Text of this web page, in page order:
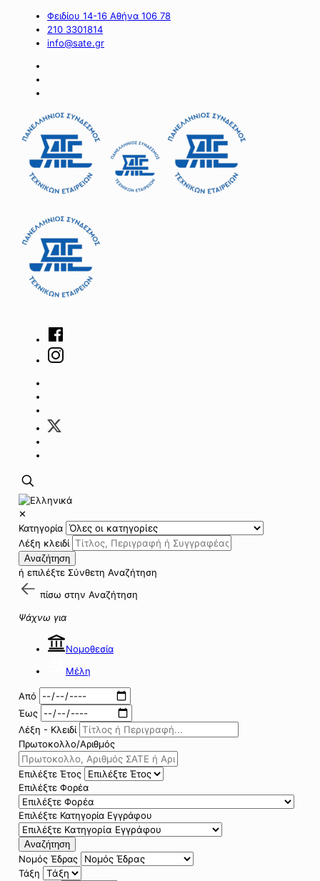
Φειδίου 14-16 Αθήνα 106 78
210 3301814
info@sate.gr
✕
Κατηγορία
Λέξη κλειδί
Αναζήτηση
ή επιλέξτε Σύνθετη Αναζήτηση
πίσω στην Αναζήτηση
Ψάχνω για
Νομοθεσία
Μέλη
Από
Έως
Λέξη - Κλειδί
Πρωτοκολλο/Αριθμός
Επιλέξτε Έτος
Επιλέξτε Φορέα
Επιλέξτε Κατηγορία Εγγράφου
Αναζήτηση
Νομός Έδρας
Τάξη